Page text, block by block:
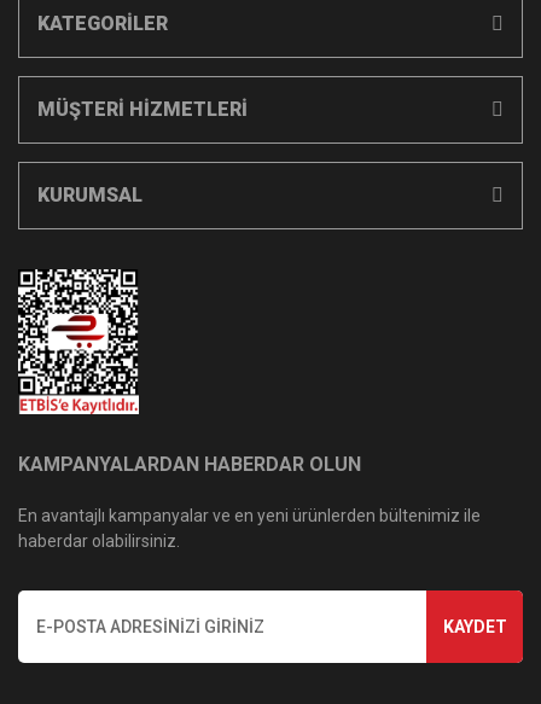
KATEGORİLER
MÜŞTERİ HİZMETLERİ
KURUMSAL
KAMPANYALARDAN HABERDAR OLUN
En avantajlı kampanyalar ve en yeni ürünlerden bültenimiz ile
haberdar olabilirsiniz.
KAYDET